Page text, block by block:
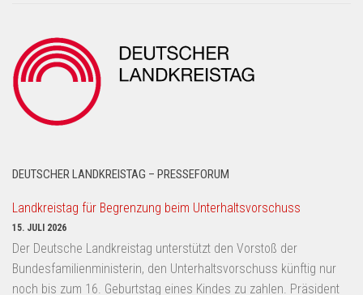
DEUTSCHER LANDKREISTAG – PRESSEFORUM
Landkreistag für Begrenzung beim Unterhaltsvorschuss
15. JULI 2026
Der Deutsche Landkreistag unterstützt den Vorstoß der
Bundesfamilienministerin, den Unterhaltsvorschuss künftig nur
noch bis zum 16. Geburtstag eines Kindes zu zahlen. Präsident